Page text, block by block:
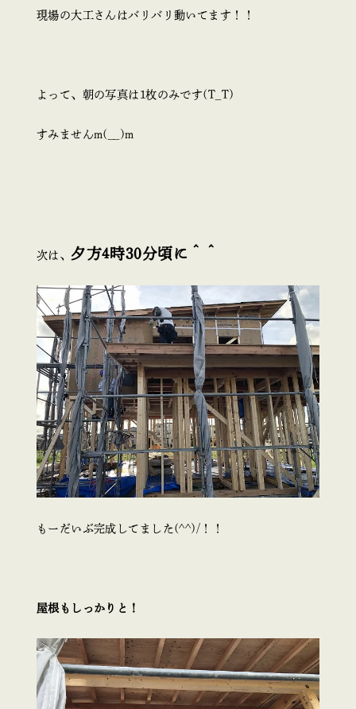
現場の大工さんはバリバリ動いてます！！
よって、朝の写真は1枚のみです(T_T)
すみませんm(__)m
次は、 夕方4時30分頃に＾＾
もーだいぶ完成してました(^^)/！！
屋根もしっかりと！